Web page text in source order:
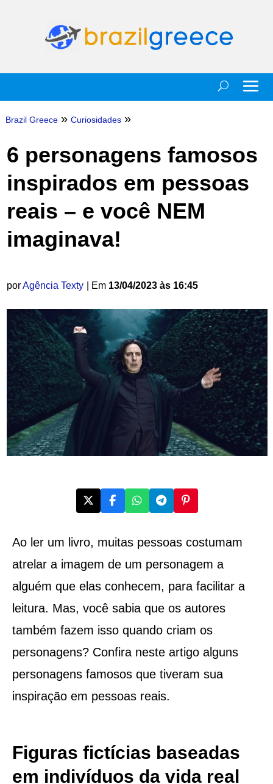
Brazil Greece » Curiosidades »
6 personagens famosos
inspirados em pessoas
reais – e você NEM
imaginava!
porAgência Texty | Em 13/04/2023 às 16:45
Ao ler um livro, muitas pessoas costumam
atrelar a imagem de um personagem a
alguém que elas conhecem, para facilitar a
leitura. Mas, você sabia que os autores
também fazem isso quando criam os
personagens? Confira neste artigo alguns
personagens famosos que tiveram sua
inspiração em pessoas reais.
Figuras fictícias baseadas
em indivíduos da vida real